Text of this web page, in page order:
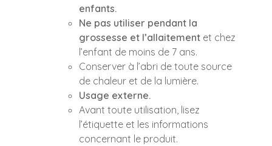
enfants.
Ne pas utiliser pendant la
grossesse et l’allaitement et chez
l’enfant de moins de 7 ans.
Conserver à l’abri de toute source
de chaleur et de la lumière.
Usage externe.
Avant toute utilisation, lisez
l’étiquette et les informations
concernant le produit.